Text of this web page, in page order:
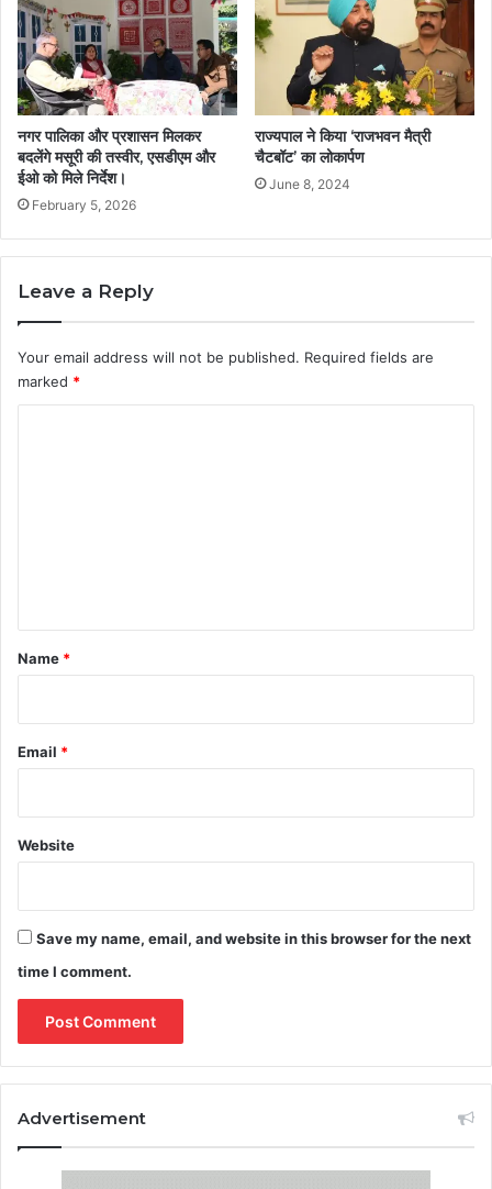
नगर पालिका और प्रशासन मिलकर
बदलेंगे मसूरी की तस्वीर, एसडीएम और
ईओ को मिले निर्देश।
February 5, 2026
राज्यपाल ने किया ‘राजभवन मैत्री
चैटबॉट’ का लोकार्पण
June 8, 2024
Leave a Reply
Your email address will not be published. Required fields are
marked *
*
Name *
Email *
Website
Save my name, email, and website in this browser for the next
time I comment.
Advertisement